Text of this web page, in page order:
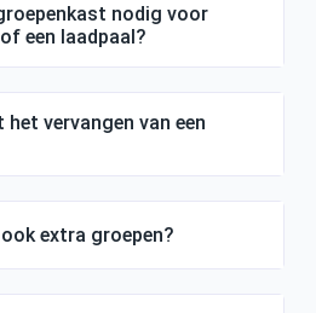
nodig voor
een laadpaal?
het vervangen van een
extra groepen?